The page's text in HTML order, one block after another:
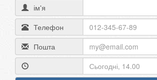
ім'я
Телефон
Пошта